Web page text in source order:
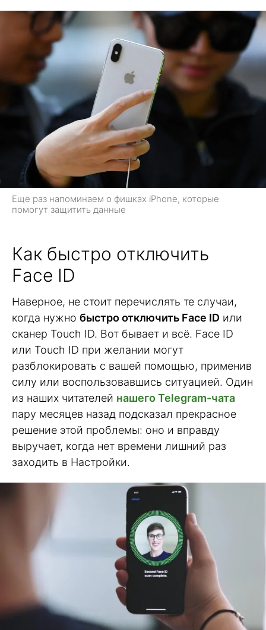
Еще раз напоминаем о фишках iPhone, которые
помогут защитить данные
Как быстро отключить
Face ID
Наверное, не стоит перечислять те случаи,
когда нужно быстро отключить Face ID или
сканер Touch ID. Вот бывает и всё. Face ID
или Touch ID при желании могут
разблокировать с вашей помощью, применив
силу или воспользовавшись ситуацией. Один
из наших читателей нашего Telegram-чата
пару месяцев назад подсказал прекрасное
решение этой проблемы: оно и вправду
выручает, когда нет времени лишний раз
заходить в Настройки.